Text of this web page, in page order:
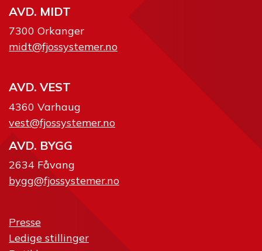
AVD. MIDT
7300 Orkanger
midt@fjossystemer.no
AVD. VEST
4360 Varhaug
vest@fjossystemer.no
AVD. BYGG
2634 Fåvang
bygg@fjossystemer.no
Presse
Ledige stillinger